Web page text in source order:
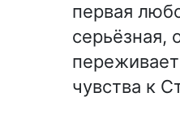
первая
серьёзная,
чувства к